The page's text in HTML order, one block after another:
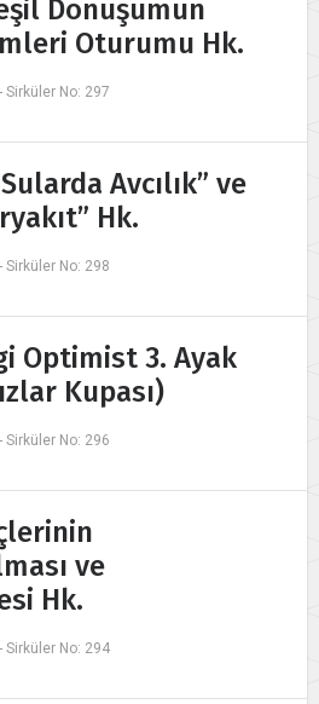
Dönüşümün
Oturumu Hk.
Sirküler No: 297
Avcılık” ve
Hk.
Sirküler No: 298
Optimist 3. Ayak
Kupası)
Sirküler No: 296
ve
Hk.
Sirküler No: 294